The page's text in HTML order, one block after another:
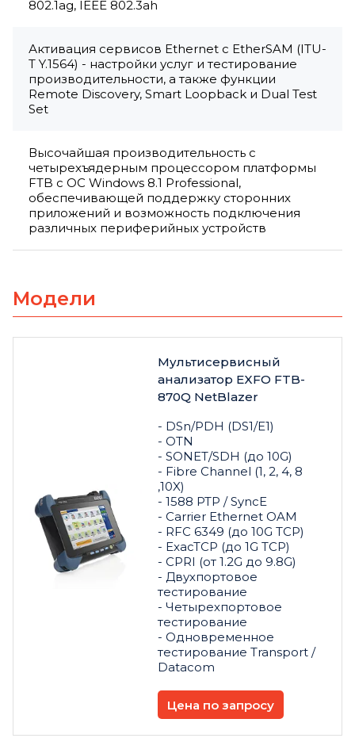
802.1ag, IEEE 802.3ah
Активация сервисов Ethernet с EtherSAM (ITU-
T Y.1564) - настройки услуг и тестирование
производительности, а также функции
Remote Discovery, Smart Loopback и Dual Test
Set
Высочайшая производительность с
четырехъядерным процессором платформы
FTB с ОС Windows 8.1 Professional,
обеспечивающей поддержку сторонних
приложений и возможность подключения
различных периферийных устройств
Модели
Мультисервисный
анализатор EXFO FTB-
870Q NetBlazer
- DSn/PDH (DS1/E1)
- OTN
- SONET/SDH (до 10G)
- Fibre Channel (1, 2, 4, 8
,10X)
- 1588 PTP / SyncE
- Carrier Ethernet OAM
- RFC 6349 (до 10G TCP)
- ExacTCP (до 1G TCP)
- CPRI (от 1.2G до 9.8G)
- Двухпортовое
тестирование
- Четырехпортовое
тестирование
- Одновременное
тестирование Transport /
Datacom
Цена по запросу